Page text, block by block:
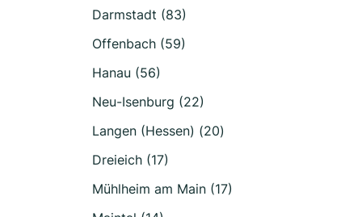
Darmstadt (83)
Offenbach (59)
Hanau (56)
Neu-Isenburg (22)
Langen (Hessen) (20)
Dreieich (17)
Mühlheim am Main (17)